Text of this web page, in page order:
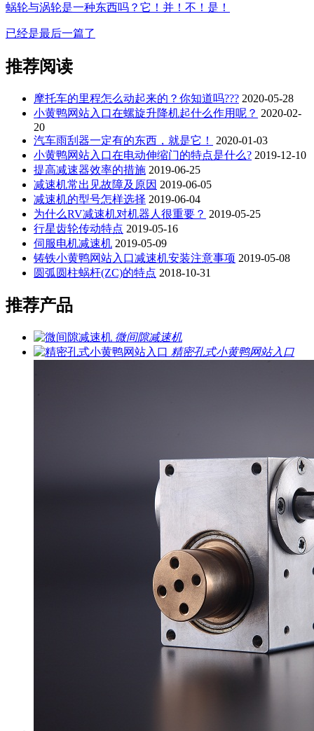
蜗轮与涡轮是一种东西吗？它！并！不！是！
已经是最后一篇了
推荐阅读
摩托车的里程怎么动起来的？你知道吗??? 2020-05-28
小黄鸭网站入口在螺旋升降机起什么作用呢？ 2020-02-
20
汽车雨刮器一定有的东西，就是它！
2020-01-03
小黄鸭网站入口在电动伸缩门的特点是什么? 2019-12-10
提高减速器效率的措施 2019-06-25
减速机常出见故障及原因 2019-06-05
减速机的型号怎样选择 2019-06-04
为什么RV减速机对机器人很重要？ 2019-05-25
行星齿轮传动特点 2019-05-16
伺服电机减速机 2019-05-09
铸铁小黄鸭网站入口减速机安装注意事项 2019-05-08
圆弧圆柱蜗杆(ZC)的特点 2018-10-31
推荐产品
微间隙减速机
精密孔式小黄鸭网站入口